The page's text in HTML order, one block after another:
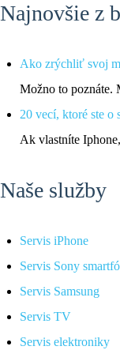
Najnovšie z
Ako zrýchliť svoj
Možno to poznáte.
20 vecí, ktoré ste o
Ak vlastníte
Naše služby
Servis iPhone
Servis Sony
Servis Samsung
Servis TV
Servis elektroniky